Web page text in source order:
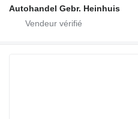
Autohandel Gebr. Heinhuis